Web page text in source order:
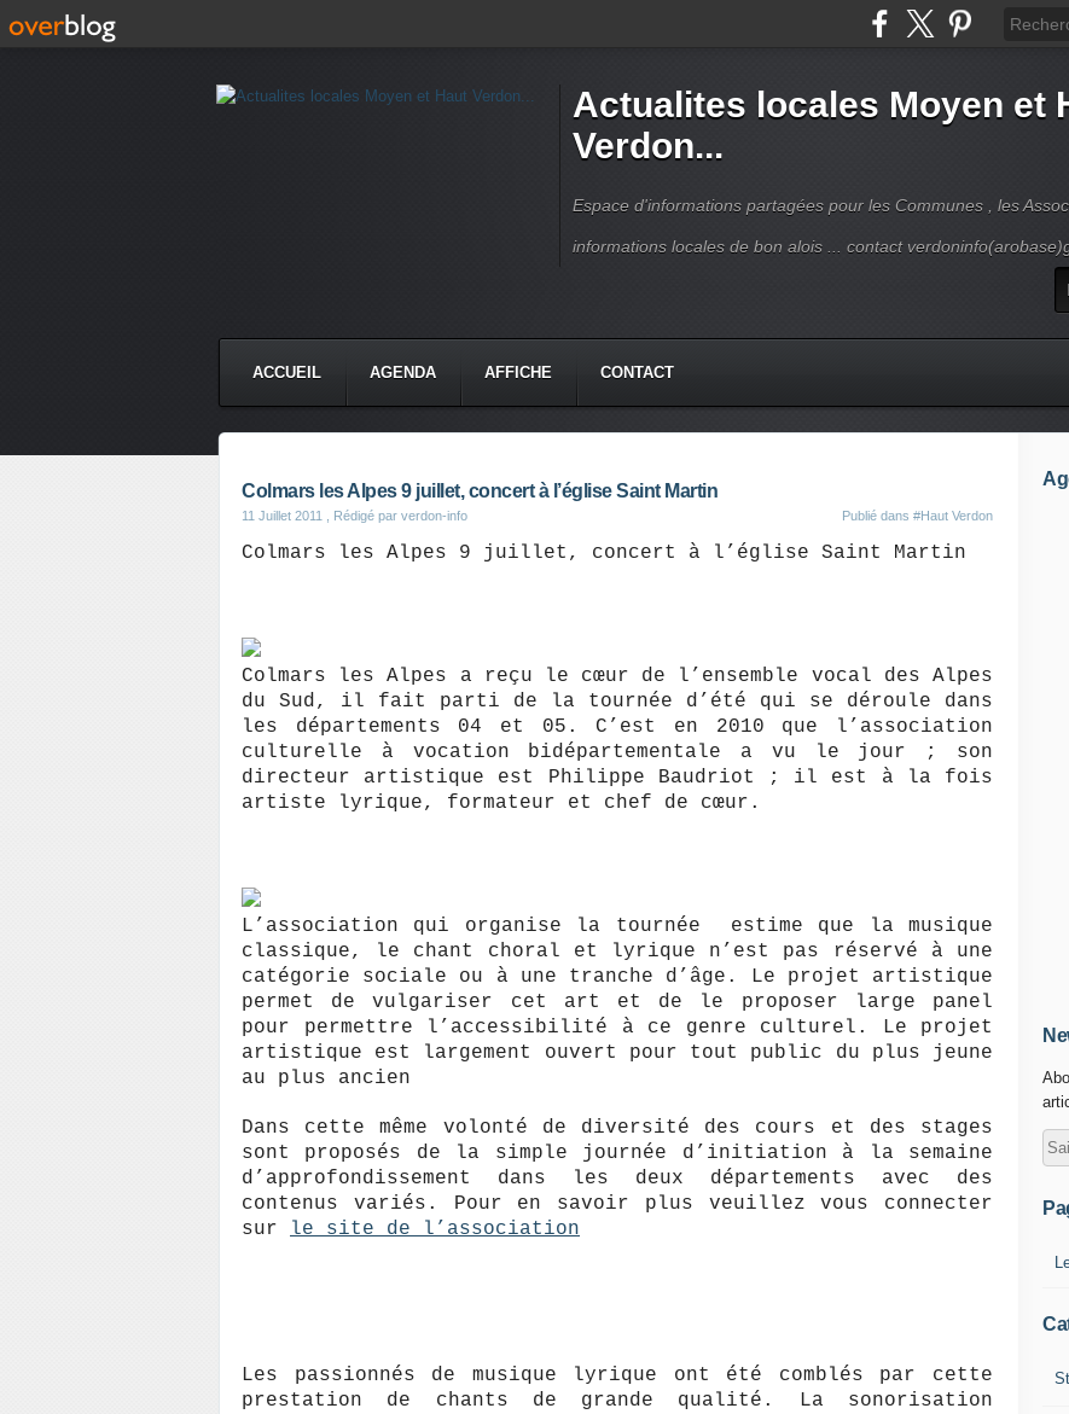
Actualites locales Moyen et
Verdon...
Espace d'informations partagées pour les Communes , les
informations locales de bon alois ... contact
ACCUEIL AGENDA AFFICHE CONTACT
Colmars les Alpes 9 juillet, concert à l’église Saint Martin
11 Juillet 2011 , Rédigé par verdon-info Publié dans #Haut Verdon
Colmars les Alpes 9 juillet, concert à l’église Saint Martin
Colmars les Alpes a reçu le cœur de l’ensemble vocal des Alpes
du Sud, il fait parti de la tournée d’été qui se déroule dans
les départements 04 et 05. C’est en 2010 que l’association
culturelle à vocation bidépartementale a vu le jour ; son
directeur artistique est Philippe Baudriot ; il est à la fois
artiste lyrique, formateur et chef de cœur.
L’association qui organise la tournée estime que la musique
classique, le chant choral et lyrique n’est pas réservé à une
catégorie sociale ou à une tranche d’âge. Le projet artistique
permet de vulgariser cet art et de le proposer large panel
pour permettre l’accessibilité à ce genre culturel. Le projet
artistique est largement ouvert pour tout public du plus jeune
au plus ancien
Dans cette même volonté de diversité des cours et des stages
sont proposés de la simple journée d’initiation à la semaine
d’approfondissement dans les deux départements avec des
contenus variés. Pour en savoir plus veuillez vous connecter
sur
le site de l’association
Les passionnés de musique lyrique ont été comblés par cette
prestation de chants de grande qualité. La sonorisation